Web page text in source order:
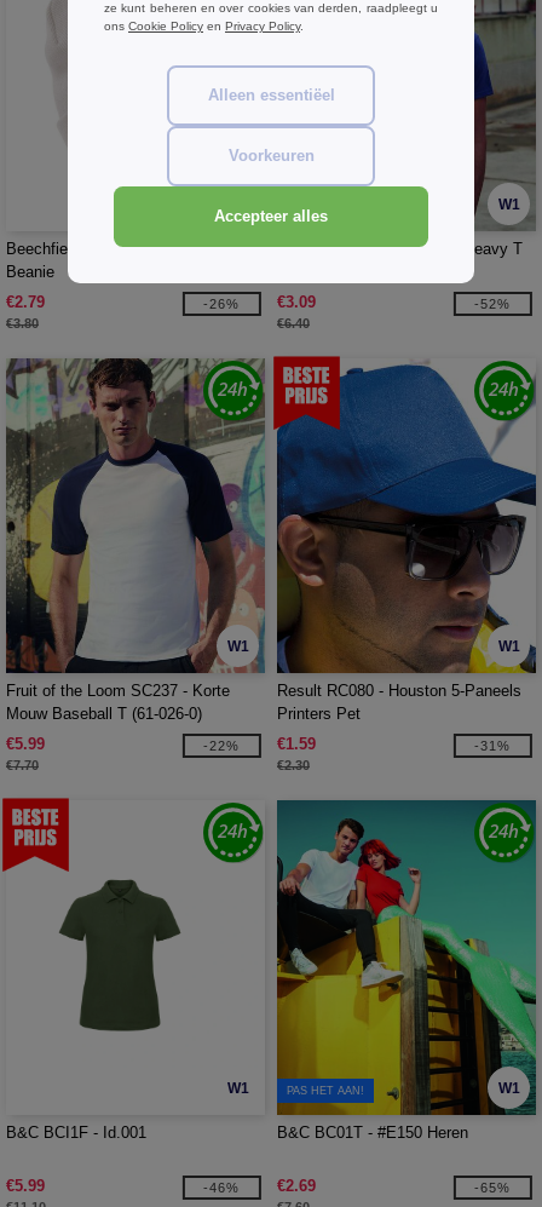
Beechfield BF045 - Originele Cuffed
Beanie
€2.79
€3.80
-26%
W1
Fruit of the Loom SC190 - Heavy T
€3.09
€6.40
-52%
W1
Fruit of the Loom SC237 - Korte
Mouw Baseball T (61-026-0)
€5.99
€7.70
-22%
W1
Result RC080 - Houston 5-Paneels
Printers Pet
€1.59
€2.30
-31%
W1
B&C BCI1F - Id.001
€5.99 -46%
W1
PAS HET AAN!
B&C BC01T - #E150 Heren
€2.69 -65%
ze kunt beheren en over cookies van derden, raadpleegt u
ons Cookie Policy en Privacy Policy.
Alleen essentiëel
Voorkeuren
Accepteer alles